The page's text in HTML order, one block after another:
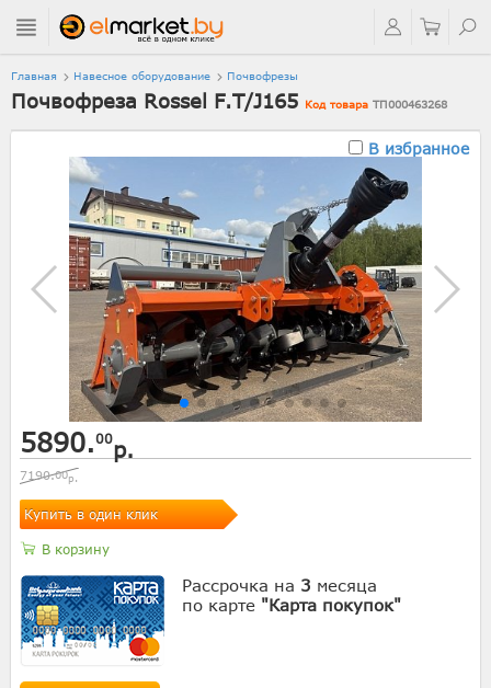
Главная Навесное оборудование Почвофрезы
Почвофреза Rossel F.T/J165 Код товара ТП000463268
В избранное
5890.00р.
7190.00р.
Купить в один клик
В корзину
Рассрочка на 3 месяца
по карте "Карта покупок"